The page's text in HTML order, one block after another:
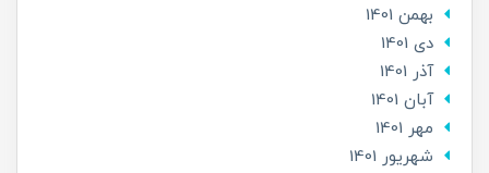
بهمن 1401
دی 1401
آذر 1401
آبان 1401
مهر 1401
شهریور 1401